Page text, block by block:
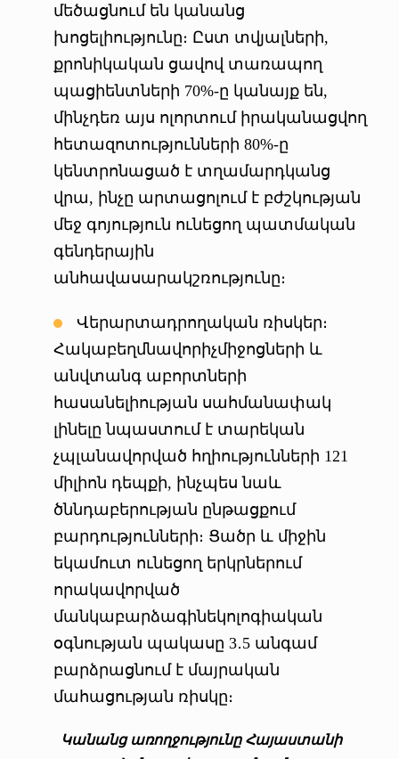
մեծացնում են կանանց
խոցելիությունը։ Ըստ տվյալների,
քրոնիկական ցավով տառապող
պացիենտների 70%-ը կանայք են,
մինչդեռ այս ոլորտում իրականացվող
հետազոտությունների 80%-ը
կենտրոնացած է տղամարդկանց
վրա, ինչը արտացոլում է բժշկության
մեջ գոյություն ունեցող պատմական
գենդերային
անհավասարակշռությունը։
Վերարտադրողական ռիսկեր։
Հակաբեղմնավորիչմիջոցների և
անվտանգ աբորտների
հասանելիության սահմանափակ
լինելը նպաստում է տարեկան
չպլանավորված հղիությունների 121
միլիոն դեպքի, ինչպես նաև
ծննդաբերության ընթացքում
բարդությունների։ Ցածր և միջին
եկամուտ ունեցող երկրներում
որակավորված
մանկաբարձագինեկոլոգիական
օգնության պակասը 3․5 անգամ
բարձրացնում է մայրական
մահացության ռիսկը։
Կանանց առողջությունը Հայաստանի